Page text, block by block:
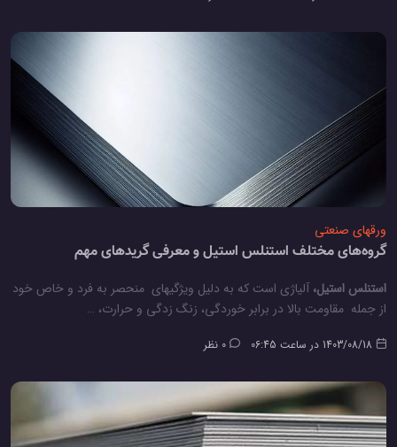
ورقهای صنعتی
گروه‌های مختلف استنلس استیل و معرفی گریدهای مهم
استنلس استیل، آلیاژی است که به دلیل ویژگیهای منحصر به فرد و خاص خود
از جمله مقاومت بالا در برابر خوردگی، زنگ زدگی و حرارت، …
1403/08/18 در ساعت 06:45 0 نظر